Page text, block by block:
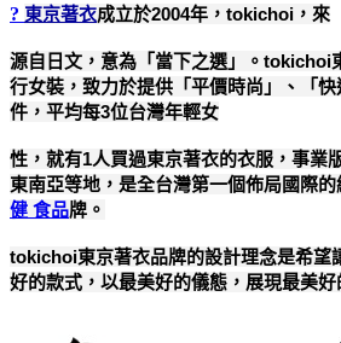
? 東京著衣成立於2004年，tokichoi，來
源自日文，意為「當下之選」。tokichoi
行女裝，致力於提供「平價時尚」、「
件，平均每3位台灣年輕女
性，就有1人買過東京著衣的衣服，事業
東南亞等地，是全台灣第一個佈局國際的
健 食品牌。
tokichoi東京著衣品牌的設計理念是希望
好的款式，以最美好的儀態，展現最美好